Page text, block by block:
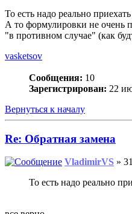
То есть надо реально
А то формулировки не очень
"в противном случае" (как
vasketsov
Сообщения: 10
Зарегистрирован: 22
Вернуться к началу
Re: Обратная замена
VladimirVS »
То есть надо реально